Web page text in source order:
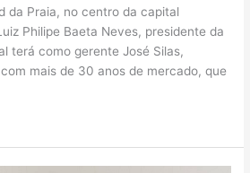
da Praia, no centro da capital
Philipe Baeta Neves, presidente da
terá como gerente José Silas,
mais de 30 anos de mercado, que